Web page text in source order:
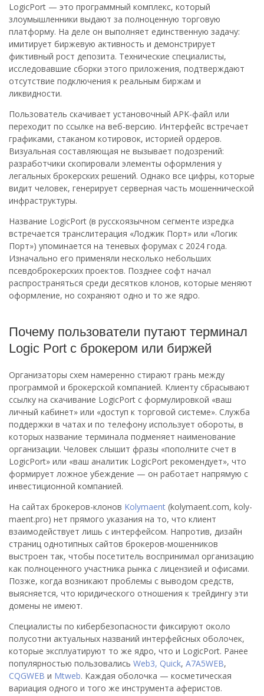
LogicPort — это программный комплекс, который
злоумышленники выдают за полноценную торговую
платформу. На деле он выполняет единственную задачу:
имитирует биржевую активность и демонстрирует
фиктивный рост депозита. Технические специалисты,
исследовавшие сборки этого приложения, подтверждают
отсутствие подключения к реальным биржам и
ликвидности.
Пользователь скачивает установочный APK-файл или
переходит по ссылке на веб-версию. Интерфейс встречает
графиками, стаканом котировок, историей ордеров.
Визуальная составляющая не вызывает подозрений:
разработчики скопировали элементы оформления у
легальных брокерских решений. Однако все цифры, которые
видит человек, генерирует серверная часть мошеннической
инфраструктуры.
Название LogicPort (в русскоязычном сегменте изредка
встречается транслитерация «Лоджик Порт» или «Логик
Порт») упоминается на теневых форумах с 2024 года.
Изначально его применяли несколько небольших
псевдоброкерских проектов. Позднее софт начал
распространяться среди десятков клонов, которые меняют
оформление, но сохраняют одно и то же ядро.
Почему пользователи путают терминал
Logic Port с брокером или биржей
Организаторы схем намеренно стирают грань между
программой и брокерской компанией. Клиенту сбрасывают
ссылку на скачивание LogicPort с формулировкой «ваш
личный кабинет» или «доступ к торговой системе». Служба
поддержки в чатах и по телефону использует обороты, в
которых название терминала подменяет наименование
организации. Человек слышит фразы «пополните счет в
LogicPort» или «ваш аналитик LogicPort рекомендует», что
формирует ложное убеждение — он работает напрямую с
инвестиционной компанией.
На сайтах брокеров-клонов Kolymaent (kolymaent.com, koly-
maent.pro) нет прямого указания на то, что клиент
взаимодействует лишь с интерфейсом. Напротив, дизайн
страниц однотипных сайтов брокеров-мошенников
выстроен так, чтобы посетитель воспринимал организацию
как полноценного участника рынка с лицензией и офисами.
Позже, когда возникают проблемы с выводом средств,
выясняется, что юридического отношения к трейдингу эти
домены не имеют.
Специалисты по кибербезопасности фиксируют около
полусотни актуальных названий интерфейсных оболочек,
которые эксплуатируют то же ядро, что и LogicPort. Ранее
популярностью пользовались Web3, Quick, A7A5WEB,
CQGWEB и Mtweb. Каждая оболочка — косметическая
вариация одного и того же инструмента аферистов.